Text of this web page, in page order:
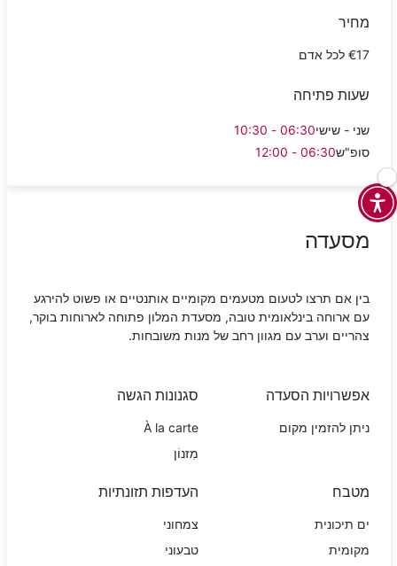
מחיר
€17 לכל אדם
שעות פתיחה
שני - שישי06:30 - 10:30
סופ"ש06:30 - 12:00
מסעדה
בין אם תרצו לטעום מטעמים מקומיים אותנטיים או פשוט להירגע
עם ארוחה בינלאומית טובה, מסעדת המלון פתוחה לארוחות בוקר,
צהריים וערב עם מגוון רחב של מנות משובחות.
אפשרויות הסעדה
ניתן להזמין מקום
סגנונות הגשה
À la carte
מִזנוֹן
מטבח
ים תיכונית
מקומית
העדפות תזונתיות
צמחוני
טבעוני